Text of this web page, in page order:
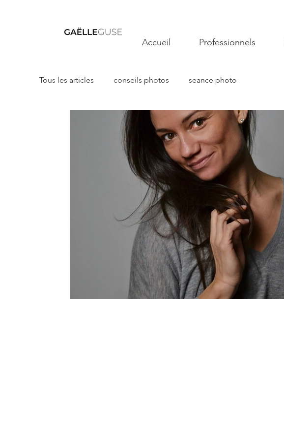
Accueil Professionnels
Tous les articles conseils photos seance photo